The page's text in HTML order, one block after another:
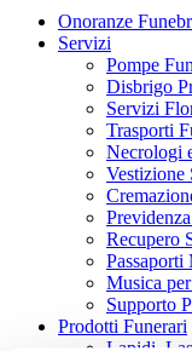
Onoranze
Servizi
Pompe
Disbrigo
Servizi
Trasporti
Necrologi
Vestizione
Recupero
Passaporti
Musica
Supporto
Prodotti Funerari